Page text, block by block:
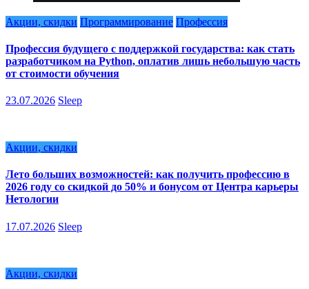
Акции, скидки Программирование Профессия
Профессия будущего с поддержкой государства: как стать
разработчиком на Python, оплатив лишь небольшую часть
от стоимости обучения
23.07.2026 Sleep
Акции, скидки
Лето больших возможностей: как получить профессию в
2026 году со скидкой до 50% и бонусом от Центра карьеры
Нетологии
17.07.2026 Sleep
Акции, скидки